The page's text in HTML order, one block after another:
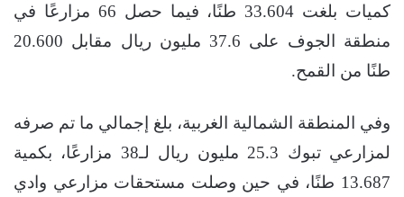
كميات بلغت 33.604 طنًا، فيما حصل 66 مزارعًا في
منطقة الجوف على 37.6 مليون ريال مقابل 20.600
طنًا من القمح.
وفي المنطقة الشمالية الغربية، بلغ إجمالي ما تم صرفه
لمزارعي تبوك 25.3 مليون ريال لـ38 مزارعًا، بكمية
13.687 طنًا، في حين وصلت مستحقات مزارعي وادي